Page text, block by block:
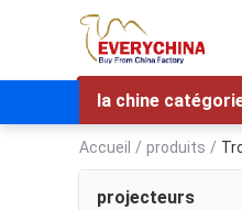
la chine
Accueil / produits /
projecteurs